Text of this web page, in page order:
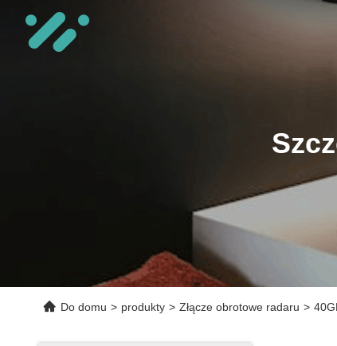
Do domu > produkty > Złącze obrotowe radaru >